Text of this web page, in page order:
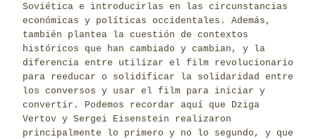
Soviética e introducirlas en las circunstancias
económicas y políticas occidentales. Además,
también plantea la cuestión de contextos
históricos que han cambiado y cambian, y la
diferencia entre utilizar el film revolucionario
para reeducar o solidificar la solidaridad entre
los conversos y usar el film para iniciar y
convertir. Podemos recordar aquí que Dziga
Vertov y Sergei Eisenstein realizaron
principalmente lo primero y no lo segundo, y que